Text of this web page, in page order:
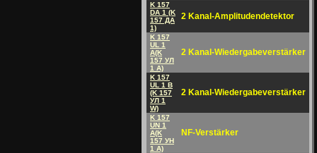
K 157
DA 1 (K
157 ДA
1)
2 Kanal-Amplitudendetektor
K 157
UL 1
A(K
157 УЛ
1 A)
2 Kanal-Wiedergabeverstärker
K 157
UL 1 B
(K 157
УЛ 1
W)
2 Kanal-Wiedergabeverstärker
K 157
UN 1
A(K
157 УH
1 A)
NF-Verstärker